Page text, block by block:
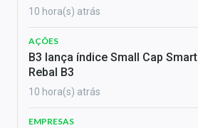
10 hora(s) atrás
AÇÕES
B3 lança índice Small Cap Smart
Rebal B3
10 hora(s) atrás
EMPRESAS